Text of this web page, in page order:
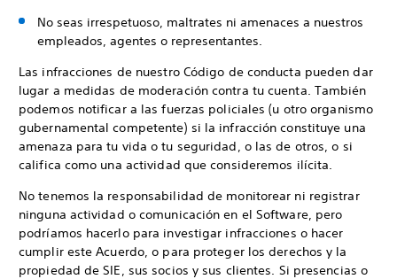
No seas irrespetuoso, maltrates ni amenaces a nuestros
empleados, agentes o representantes.
Las infracciones de nuestro Código de conducta pueden dar
lugar a medidas de moderación contra tu cuenta. También
podemos notificar a las fuerzas policiales (u otro organismo
gubernamental competente) si la infracción constituye una
amenaza para tu vida o tu seguridad, o las de otros, o si
califica como una actividad que consideremos ilícita.
No tenemos la responsabilidad de monitorear ni registrar
ninguna actividad o comunicación en el Software, pero
podríamos hacerlo para investigar infracciones o hacer
cumplir este Acuerdo, o para proteger los derechos y la
propiedad de SIE, sus socios y sus clientes. Si presencias o